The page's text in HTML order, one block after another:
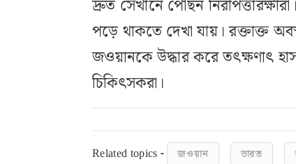
দ্রুত সেখানে পৌঁছন
পড়ে থাকতে দেখা যায়। রক্তাক্ত
জওয়ানকে উদ্ধার করে তৎক্ষণাৎ
চিকিৎসকরা।
Related topics - জওয়ান ভারত